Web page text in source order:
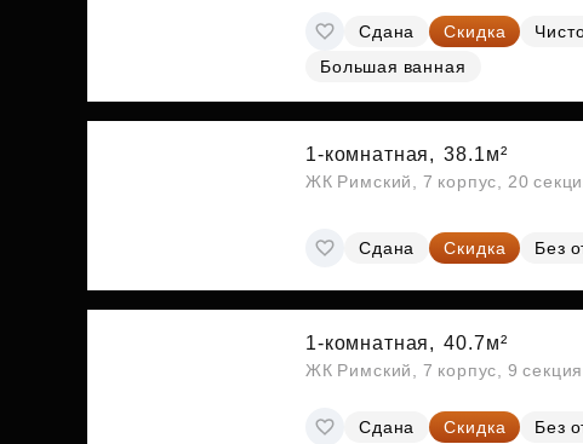
Сдана Скидка
Большая ванная
1-комнатная, 38.1м²
ЖК Римский, 7 корпус, 20
Сдана Скидка Без
1-комнатная, 40.7м²
ЖК Римский, 7 корпус, 9
Сдана Скидка Без